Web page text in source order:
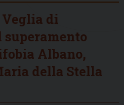
di
Albano,
della Stella